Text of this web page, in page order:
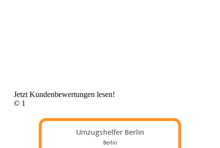
Jetzt Kundenbewertungen lesen!
© 1
Umzugshelfer Berlin
Berlin